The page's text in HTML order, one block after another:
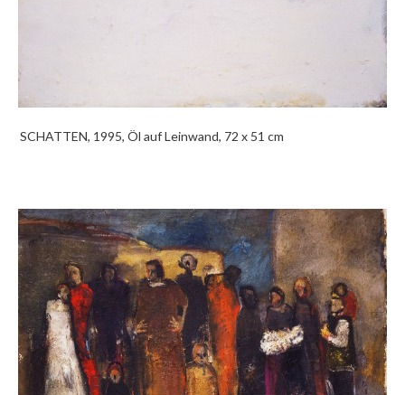
SCHATTEN, 1995, Öl auf Leinwand, 72 x 51 cm